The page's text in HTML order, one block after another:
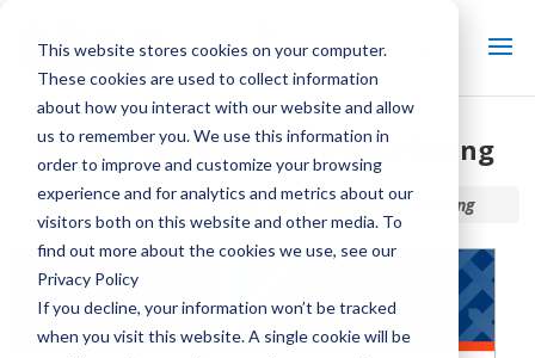
This website stores cookies on your computer.
These cookies are used to collect information
about how you interact with our website and allow
us to remember you. We use this information in
order to improve and customize your browsing
experience and for analytics and metrics about our
visitors both on this website and other media. To
find out more about the cookies we use, see our
Privacy Policy
If you decline, your information won’t be tracked
when you visit this website. A single cookie will be
Marley MC75 Gegenstrom-Füllung
Startseite / Bibliothek /Marley MC75 Gegenstrom-Füllung